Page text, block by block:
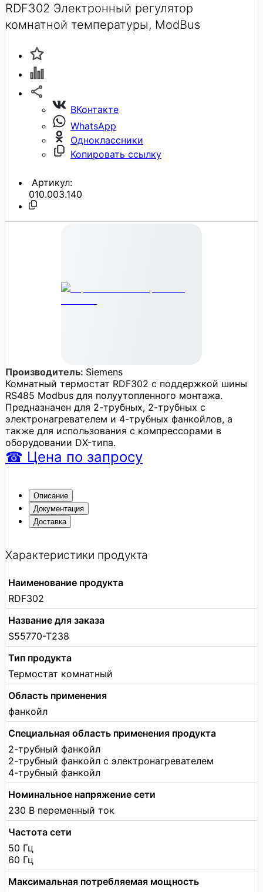
RDF302 Электронный регулятор
комнатной температуры, ModBus
ВКонтакте
WhatsApp
Одноклассники
Копировать ссылку
Артикул:
010.003.140
Производитель: Siemens
Комнатный термостат RDF302 с поддержкой шины
RS485 Modbus для полуутопленного монтажа.
Предназначен для 2-трубных, 2-трубных с
электронагревателем и 4-трубных фанкойлов, а
также для использования с компрессорами в
оборудовании DX-типа.
☎ Цена по запросу
Описание
Документация
Доставка
Характеристики продукта
Наименование продукта
RDF302
Название для заказа
S55770-T238
Тип продукта
Термостат комнатный
Область применения
фанкойл
Специальная область применения продукта
2-трубный фанкойл
2-трубный фанкойл с электронагревателем
4-трубный фанкойл
Номинальное напряжение сети
230 В переменный ток
Частота сети
50 Гц
60 Гц
Максимальная потребляемая мощность